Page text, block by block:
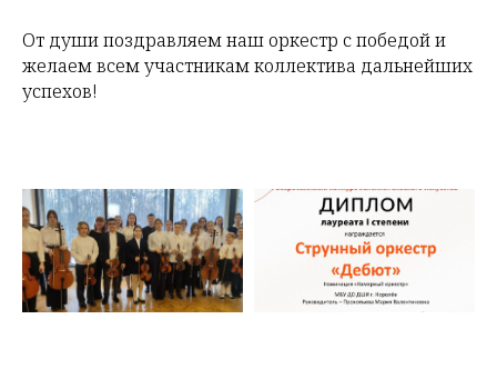
От души поздравляем наш оркестр с победой и
желаем всем участникам коллектива дальнейших
успехов!